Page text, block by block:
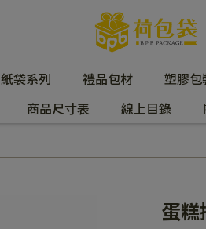
紙袋系列 禮品包材 塑膠包
商品尺寸表
線上目錄
蛋糕